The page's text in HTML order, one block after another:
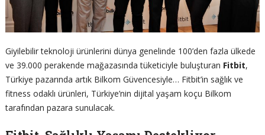
Giyilebilir teknoloji ürünlerini dünya genelinde 100’den fazla ülkede
ve 39.000 perakende mağazasında tüketiciyle buluşturan Fitbit,
Türkiye pazarında artık Bilkom Güvencesiyle… Fitbit’in sağlık ve
fitness odaklı ürünleri, Türkiye’nin dijital yaşam koçu Bilkom
tarafından pazara sunulacak.